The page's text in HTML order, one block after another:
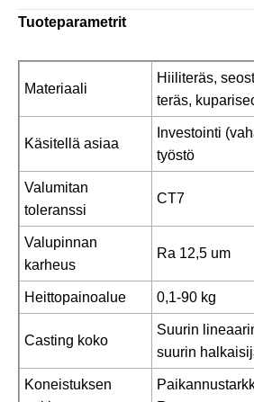
Tuoteparametrit
Materiaali
Hiiliteräs,
teräs,
Käsitellä asiaa
Investointi
työstö
Valumitan
toleranssi
CT7
Valupinnan
karheus
Ra 12,5 um
Heittopainoalue 0,1-90 kg
Casting koko
Suurin
suurin
Koneistuksen